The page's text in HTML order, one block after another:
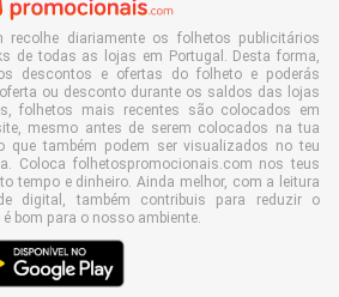
recolhe diariamente os folhetos publicitários
de todas as lojas em Portugal. Desta forma,
descontos e ofertas do folheto e poderás
ou desconto durante os saldos das lojas
folhetos mais recentes são colocados em
mesmo antes de serem colocados na tua
que também podem ser visualizados no teu
Coloca folhetospromocionais.com nos teus
tempo e dinheiro. Ainda melhor, com a leitura
digital, também contribuis para reduzir o
bom para o nosso ambiente.